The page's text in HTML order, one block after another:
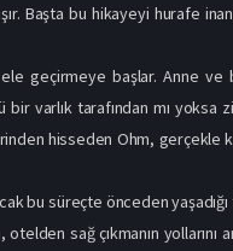
Başta bu hikayeyi hurafe
geçirmeye başlar. Anne ve
varlık tarafından mı yoksa
hisseden Ohm, gerçekle
bu süreçte önceden
sağ çıkmanın yollarını